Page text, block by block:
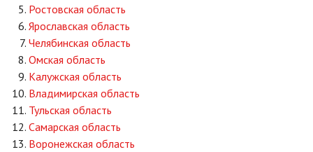
Ростовская область
Ярославская область
Челябинская область
Омская область
Калужская область
Владимирская область
Тульская область
Самарская область
Воронежская область